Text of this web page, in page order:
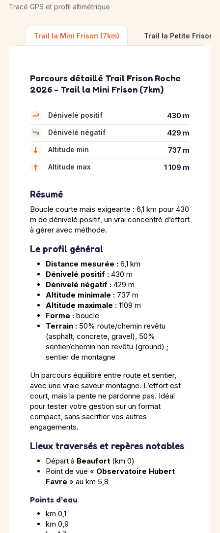
Tracé GPS et profil altimétrique
Trail la Mini Frison (7km) Trail la Petite Frison
Parcours détaillé Trail Frison Roche
2026 - Trail la Mini Frison (7km)
Dénivelé positif
430 m
Dénivelé négatif
429 m
Altitude min
737 m
Altitude max
1 109 m
Résumé
Boucle courte mais exigeante : 6,1 km pour 430
m de dénivelé positif, un vrai concentré d’effort
à gérer avec méthode.
Le profil général
Distance mesurée : 6,1 km
Dénivelé positif : 430 m
Dénivelé négatif : 429 m
Altitude minimale : 737 m
Altitude maximale : 1109 m
Forme : boucle
Terrain : 50% route/chemin revêtu
(asphalt, concrete, gravel), 50%
sentier/chemin non revêtu (ground) ;
sentier de montagne
Un parcours équilibré entre route et sentier,
avec une vraie saveur montagne. L’effort est
court, mais la pente ne pardonne pas. Idéal
pour tester votre gestion sur un format
compact, sans sacrifier vos autres
engagements.
Lieux traversés et repères notables
Départ à Beaufort (km 0)
Point de vue « Observatoire Hubert
Favre » au km 5,8
Points d’eau
km 0,1
km 0,9